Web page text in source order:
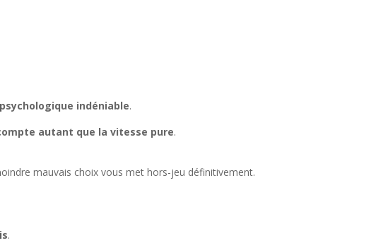
indéniable.
autant que la vitesse pure.
mauvais choix vous met hors-jeu définitivement.
.